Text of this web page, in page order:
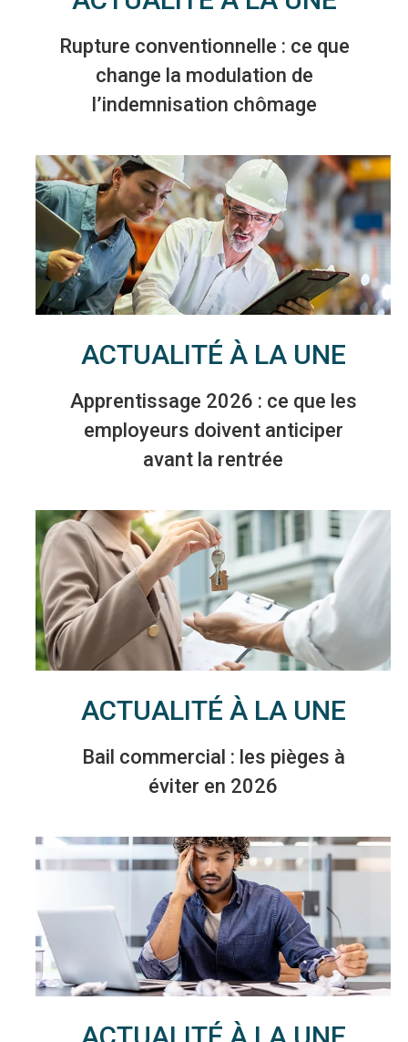
Rupture conventionnelle : ce que
change la modulation de
l’indemnisation chômage
ACTUALITÉ À LA UNE
Apprentissage 2026 : ce que les
employeurs doivent anticiper
avant la rentrée
ACTUALITÉ À LA UNE
Bail commercial : les pièges à
éviter en 2026